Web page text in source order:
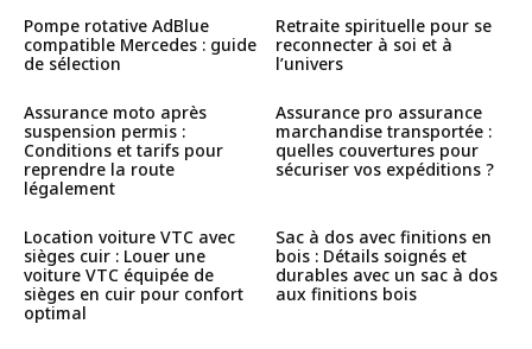
Pompe rotative AdBlue
compatible Mercedes : guide
de sélection
Retraite spirituelle pour se
reconnecter à soi et à
l’univers
Assurance moto après
suspension permis :
Conditions et tarifs pour
reprendre la route
légalement
Assurance pro assurance
marchandise transportée :
quelles couvertures pour
sécuriser vos expéditions ?
Location voiture VTC avec
sièges cuir : Louer une
voiture VTC équipée de
sièges en cuir pour confort
optimal
Sac à dos avec finitions en
bois : Détails soignés et
durables avec un sac à dos
aux finitions bois